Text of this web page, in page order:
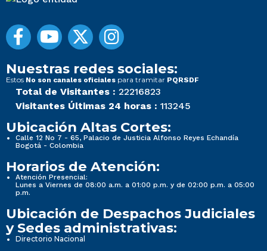
Nuestras redes sociales:
Estos No son canales oficiales para tramitar PQRSDF
Total de Visitantes : 22216823
Visitantes Últimas 24 horas : 113245
Ubicación Altas Cortes:
Calle 12 No 7 - 65, Palacio de Justicia Alfonso Reyes Echandía
Bogotá - Colombia
Horarios de Atención:
Atención Presencial:
Lunes a Viernes de 08:00 a.m. a 01:00 p.m. y de 02:00 p.m. a 05:00
p.m.
Ubicación de Despachos Judiciales
y Sedes administrativas:
Directorio Nacional